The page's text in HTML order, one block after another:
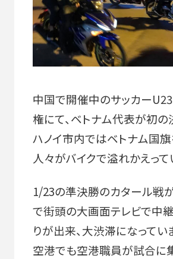
中国で開催中のサッカー
権にて、ベトナム代表が初の
ハノイ市内ではベトナム国
人々がバイクで溢れかえって
1/23の準決勝のカタール戦
で街頭の大画面テレビで中
りが出来、大渋滞になってい
空港でも空港職員が試合に